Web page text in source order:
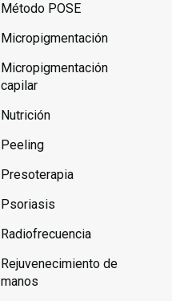
Método POSE
Micropigmentación
Micropigmentación
capilar
Nutrición
Peeling
Presoterapia
Psoriasis
Radiofrecuencia
Rejuvenecimiento de
manos